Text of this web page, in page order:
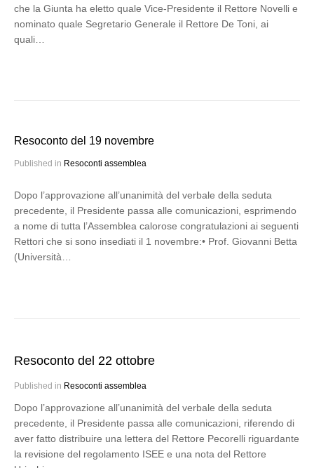
che la Giunta ha eletto quale Vice-Presidente il Rettore Novelli e
nominato quale Segretario Generale il Rettore De Toni, ai
quali…
Resoconto del 19 novembre
Published in Resoconti assemblea
Dopo l’approvazione all’unanimità del verbale della seduta
precedente, il Presidente passa alle comunicazioni, esprimendo
a nome di tutta l’Assemblea calorose congratulazioni ai seguenti
Rettori che si sono insediati il 1 novembre:• Prof. Giovanni Betta
(Università…
Resoconto del 22 ottobre
Published in Resoconti assemblea
Dopo l’approvazione all’unanimità del verbale della seduta
precedente, il Presidente passa alle comunicazioni, riferendo di
aver fatto distribuire una lettera del Rettore Pecorelli riguardante
la revisione del regolamento ISEE e una nota del Rettore